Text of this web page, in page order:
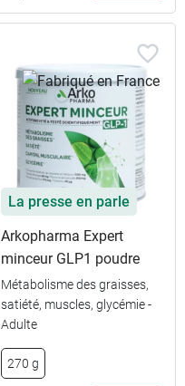
La presse en parle
Arkopharma Expert
minceur GLP1 poudre
Métabolisme des graisses,
satiété, muscles, glycémie -
Adulte
270 g